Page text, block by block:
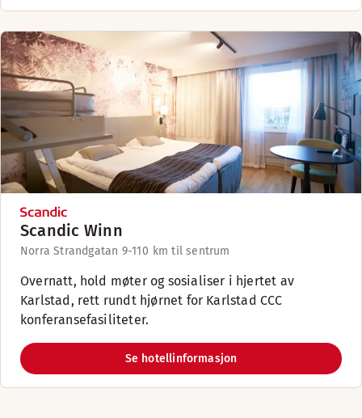
Scandic Winn
Norra Strandgatan 9-110 km til sentrum
Overnatt, hold møter og sosialiser i hjertet av
Karlstad, rett rundt hjørnet for Karlstad CCC
konferansefasiliteter.
Se hotellinformasjon